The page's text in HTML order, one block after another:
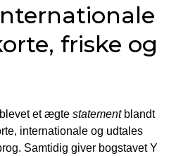
friske og
blevet et ægte statementblandt
internationale og udtales
Samtidig giver bogstavet Y